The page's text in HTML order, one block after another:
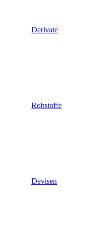
Derivate
Rohstoffe
Devisen